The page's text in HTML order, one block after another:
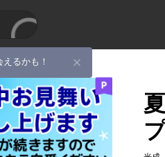
るかも！